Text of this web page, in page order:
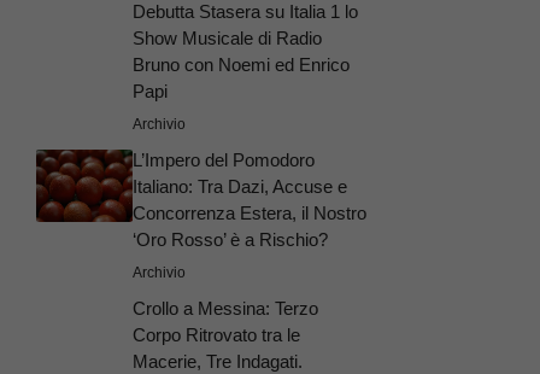
Debutta Stasera su Italia 1 lo
Show Musicale di Radio
Bruno con Noemi ed Enrico
Papi
Archivio
L’Impero del Pomodoro
Italiano: Tra Dazi, Accuse e
Concorrenza Estera, il Nostro
‘Oro Rosso’ è a Rischio?
Archivio
Crollo a Messina: Terzo
Corpo Ritrovato tra le
Macerie, Tre Indagati.